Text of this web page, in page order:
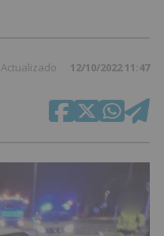
Actualizado 12/10/2022 11:47